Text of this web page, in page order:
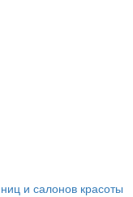
и салонов красоты